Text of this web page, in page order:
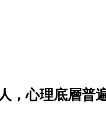
，心理底層普